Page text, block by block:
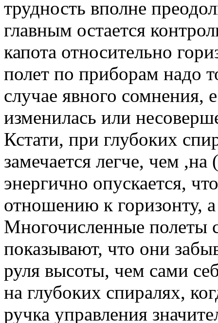
трудность вполне
главным остается
капота относительно
полет по приборам надо
случае явного сомнения,
изменилась или
Кстати, при глубоких
замечается легче, чем
энергично опускается,
отношению к горизонту, а
Многочисленные полеты
показывают, что они
руля высоты, чем сами
на глубоких спиралях,
ручка управления